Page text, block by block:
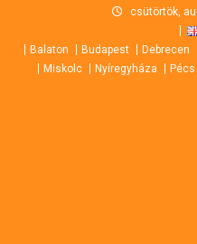
content
csütörtök,
Balaton Budapest Debrecen
Miskolc
Nyíregyháza Pécs